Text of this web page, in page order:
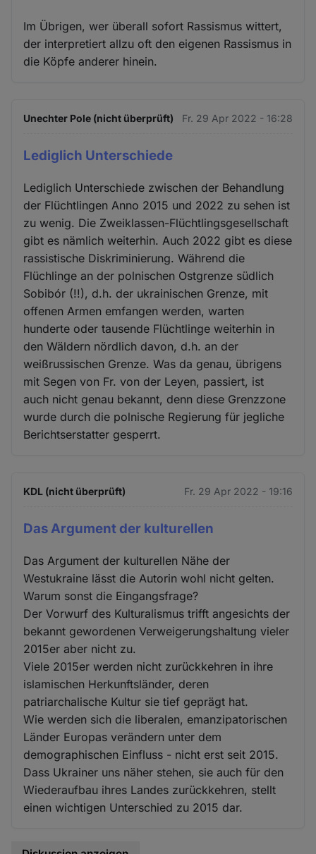
Im Übrigen, wer überall sofort Rassismus wittert,
der interpretiert allzu oft den eigenen Rassismus in
die Köpfe anderer hinein.
Unechter Pole (nicht überprüft) Fr. 29 Apr 2022 - 16:28
Lediglich Unterschiede
Lediglich Unterschiede zwischen der Behandlung
der Flüchtlingen Anno 2015 und 2022 zu sehen ist
zu wenig. Die Zweiklassen-Flüchtlingsgesellschaft
gibt es nämlich weiterhin. Auch 2022 gibt es diese
rassistische Diskriminierung. Während die
Flüchlinge an der polnischen Ostgrenze südlich
Sobibór (!!), d.h. der ukrainischen Grenze, mit
offenen Armen emfangen werden, warten
hunderte oder tausende Flüchtlinge weiterhin in
den Wäldern nördlich davon, d.h. an der
weißrussischen Grenze. Was da genau, übrigens
mit Segen von Fr. von der Leyen, passiert, ist
auch nicht genau bekannt, denn diese Grenzzone
wurde durch die polnische Regierung für jegliche
Berichtserstatter gesperrt.
KDL (nicht überprüft) Fr. 29 Apr 2022 - 19:16
Das Argument der kulturellen
Das Argument der kulturellen Nähe der
Westukraine lässt die Autorin wohl nicht gelten.
Warum sonst die Eingangsfrage?
Der Vorwurf des Kulturalismus trifft angesichts der
bekannt gewordenen Verweigerungshaltung vieler
2015er aber nicht zu.
Viele 2015er werden nicht zurückkehren in ihre
islamischen Herkunftsländer, deren
patriarchalische Kultur sie tief geprägt hat.
Wie werden sich die liberalen, emanzipatorischen
Länder Europas verändern unter dem
demographischen Einfluss - nicht erst seit 2015.
Dass Ukrainer uns näher stehen, sie auch für den
Wiederaufbau ihres Landes zurückkehren, stellt
einen wichtigen Unterschied zu 2015 dar.